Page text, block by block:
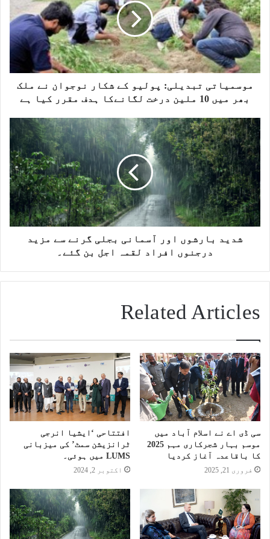
e
موسمیاتی تبدیلی: پولیو کے شکار نوجوان نے ملک
بھر میں 10 ملین درخت لگانےکا ہدف مقرر کیا ہے
شدید بارشوں اور آسمانی بجلی گرنے سے مزید
درجنوں افراد لقمہ اجل بن گئے۔
Related Articles
سی ڈی اے نے اسلام آباد میں
موسم بہار شجرکاری مہم 2025
کا باقاعدہ آغاز کردیا
فروری 21, 2025
افتتاحی ‘ایشیا انرجی
ٹرانزیشن سمٹ’ کی میزبانی
LUMS میں ہوئی۔
اکتوبر 2, 2024